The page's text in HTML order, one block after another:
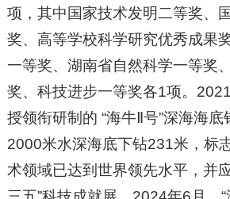
项，其中国家技术发明二等奖、
奖、高等学校科学研究优秀成果
一等奖、湖南省自然科学一等奖
奖、科技进步一等奖各1项。
授领衔研制的 “海牛Ⅱ号”深海海底
2000米水深海底下钻231米，标
术领域已达到世界领先水平，并